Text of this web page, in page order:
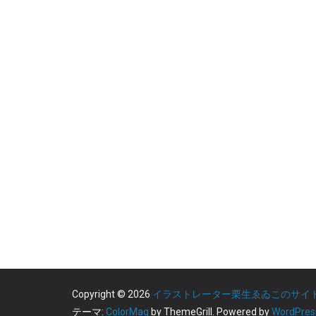
Copyright © 2026 イラストレーター栗生ゑゐこのサイ
テーマ: ColorMag by ThemeGrill. Powered by